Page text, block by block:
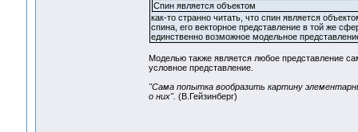
Спин является объектом
как-то странно читать, что спин является
спина, его векторное представление в той же
единственно возможное модельное
Моделью также является любое представление
условное представление.
"Сама попытка вообразить картину
о них". (В.Гейзинберг)